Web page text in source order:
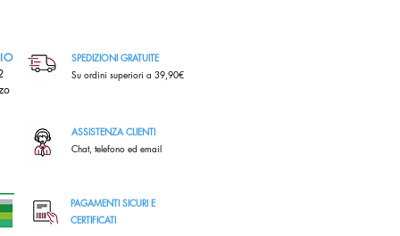
SPEDIZIONI GRATUITE
Su ordini superiori a 39,90€
ASSISTENZA CLIENTI
Chat, telefono ed email
PAGAMENTI SICURI E
CERTIFICATI